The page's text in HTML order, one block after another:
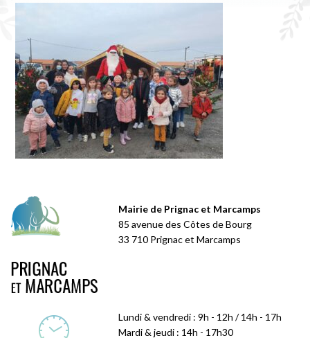
Mairie de Prignac et Marcamps
85 avenue des Côtes de Bourg
33 710 Prignac et Marcamps
Lundi & vendredi : 9h - 12h / 14h - 17h
Mardi & jeudi : 14h - 17h30